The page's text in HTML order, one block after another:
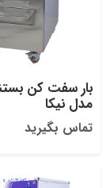
بار سفت کن
مدل نیکا
تماس بگیرید